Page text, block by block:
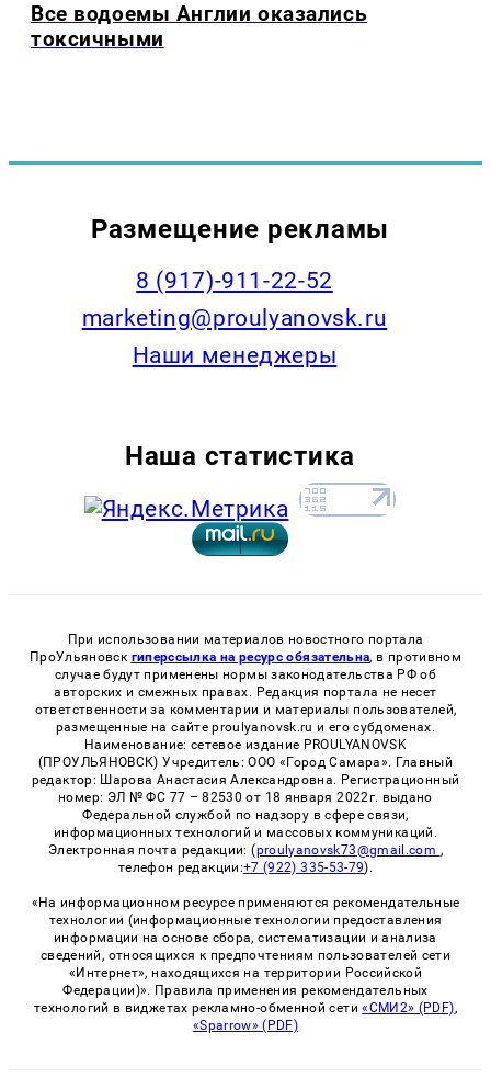
Все водоемы Англии оказались
токсичными
Размещение рекламы
8 (917)-911-22-52
marketing@proulyanovsk.ru
Наши менеджеры
Наша статистика
При использовании материалов новостного портала
ПроУльяновск гиперссылка на ресурс обязательна, в противном
случае будут применены нормы законодательства РФ об
авторских и смежных правах. Редакция портала не несет
ответственности за комментарии и материалы пользователей,
размещенные на сайте proulyanovsk.ru и его субдоменах.
Наименование: сетевое издание PROULYANOVSK
(ПРОУЛЬЯНОВСК) Учредитель: ООО «Город Самара». Главный
редактор: Шарова Анастасия Александровна. Регистрационный
номер: ЭЛ № ФС 77 – 82530 от 18 января 2022г. выдано
Федеральной службой по надзору в сфере связи,
информационных технологий и массовых коммуникаций.
Электронная почта редакции: (proulyanovsk73@gmail.com ,
телефон редакции:+7 (922) 335-53-79).
«На информационном ресурсе применяются рекомендательные
технологии (информационные технологии предоставления
информации на основе сбора, систематизации и анализа
сведений, относящихся к предпочтениям пользователей сети
«Интернет», находящихся на территории Российской
Федерации)». Правила применения рекомендательных
технологий в виджетах рекламно-обменной сети«СМИ2» (PDF),
«Sparrow» (PDF)